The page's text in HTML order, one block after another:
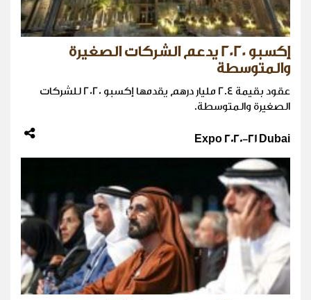
إكسبو 2020 يدعم الشركات الصغيرة
والمتوسطة
عقود بقيمة 2.4 مليار درهم يقدمها إكسبو 2020 للشركات
الصغيرة والمتوسطة.
Expo 2020-21 Dubai